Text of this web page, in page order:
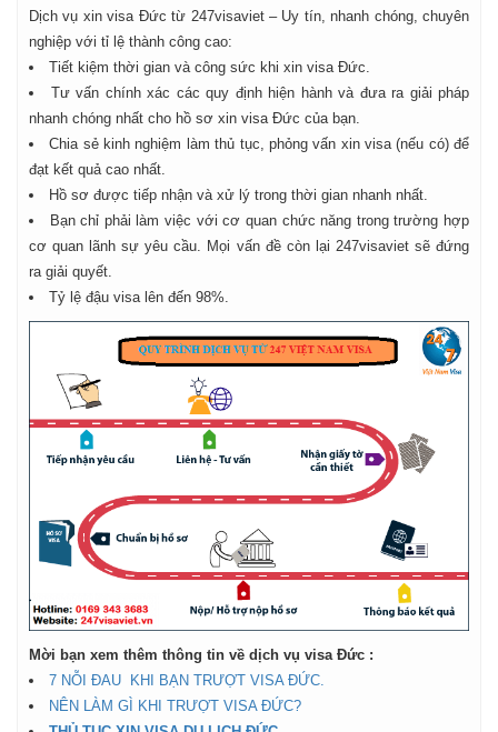
Dịch vụ xin visa Đức từ 247visaviet – Uy tín, nhanh chóng, chuyên
nghiệp với tỉ lệ thành công cao:
Tiết kiệm thời gian và công sức khi xin visa Đức.
Tư vấn chính xác các quy định hiện hành và đưa ra giải pháp
nhanh chóng nhất cho hồ sơ xin visa Đức của bạn.
Chia sẻ kinh nghiệm làm thủ tục, phỏng vấn xin visa (nếu có) để
đạt kết quả cao nhất.
Hồ sơ được tiếp nhận và xử lý trong thời gian nhanh nhất.
Bạn chỉ phải làm việc với cơ quan chức năng trong trường hợp
cơ quan lãnh sự yêu cầu. Mọi vấn đề còn lại 247visaviet sẽ đứng
ra giải quyết.
Tỷ lệ đậu visa lên đến 98%.
Mời bạn xem thêm thông tin về dịch vụ visa Đức :
7 NỖI ĐAU KHI BẠN TRƯỢT VISA ĐỨC.
NÊN LÀM GÌ KHI TRƯỢT VISA ĐỨC?